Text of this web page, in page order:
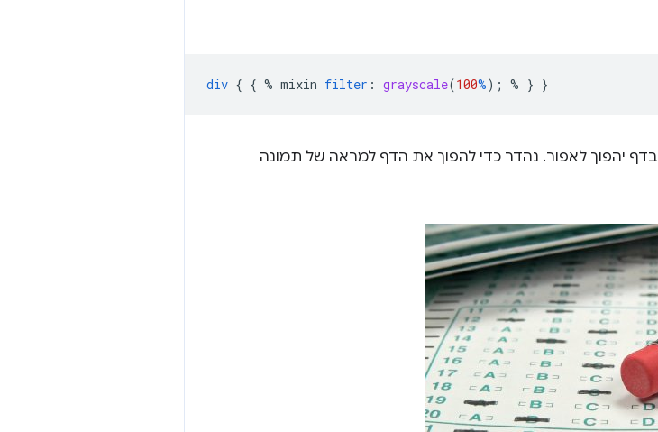
div { { % mixin filter : grayscale(100%); % } }
בדף יהפוך לאפור. נהדר כדי להפוך את הדף למראה של תמונה